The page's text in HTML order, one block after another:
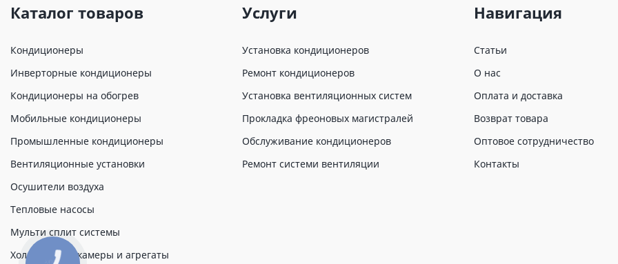
Каталог товаров
Кондиционеры
Инверторные кондиционеры
Кондиционеры на обогрев
Мобильные кондиционеры
Промышленные кондиционеры
Вентиляционные установки
Осушители воздуха
Тепловые насосы
Мульти сплит системы
Холодильные камеры и агрегаты
Услуги
Установка кондиционеров
Ремонт кондиционеров
Установка вентиляционных систем
Прокладка фреоновых магистралей
Обслуживание кондиционеров
Ремонт системи вентиляции
Навигация
Статьи
О нас
Оплата и доставка
Возврат товара
Оптовое сотрудничество
Контакты